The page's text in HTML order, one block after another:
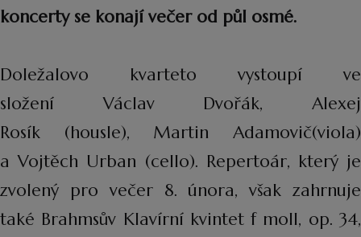
koncerty se konají večer od půl osmé.
Doležalovo kvarteto vystoupí ve
složení Václav Dvořák, Alexej
Rosík (housle), Martin Adamovič(viola)
a Vojtěch Urban (cello). Repertoár, který je
zvolený pro večer 8. února, však zahrnuje
také Brahmsův Klavírní kvintet f moll, op. 34,